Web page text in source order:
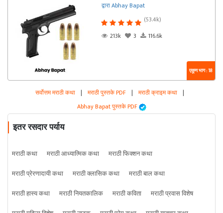
द्वारा Abhay Bapat
(53.4k)
213k
3 116.6k
एकूण भाग : 18
सर्वोत्तम मराठी कथा | मराठी पुस्तके PDF | मराठी क्राइम कथा |
Abhay Bapat पुस्तके PDF
इतर रसदार पर्याय
मराठी कथा मराठी आध्यात्मिक कथा
मराठी फिक्शन कथा
मराठी प्रेरणादायी कथा
मराठी क्लासिक कथा
मराठी बाल कथा
मराठी हास्य कथा
मराठी नियतकालिक मराठी कविता
मराठी प्रवास विशेष